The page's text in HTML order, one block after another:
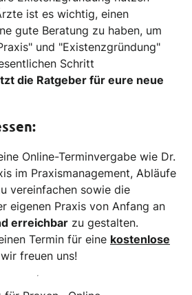
ist es wichtig, einen
gute Beratung zu haben, um
und "Existenzgründung"
Schritt
die Ratgeber für eure neue
Online-Terminvergabe wie Dr.
im Praxismanagement, Abläufe
vereinfachen sowie die
eigenen Praxis von Anfang an
erreichbar zu gestalten.
Termin für eine kostenlose
freuen uns!